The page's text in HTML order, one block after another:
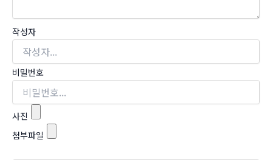
작성자
비밀번호
사진
첨부파일